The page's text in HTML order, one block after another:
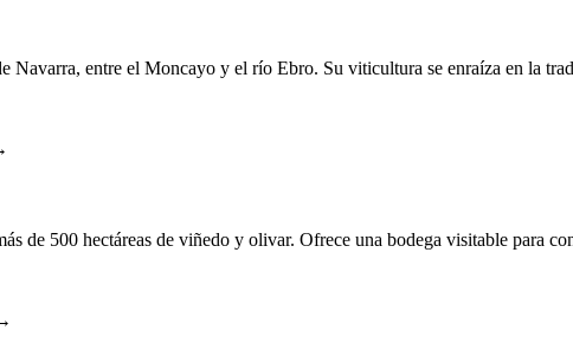
Navarra, entre el Moncayo y el río Ebro. Su viticultura se enraíza en la
de 500 hectáreas de viñedo y olivar. Ofrece una bodega visitable para